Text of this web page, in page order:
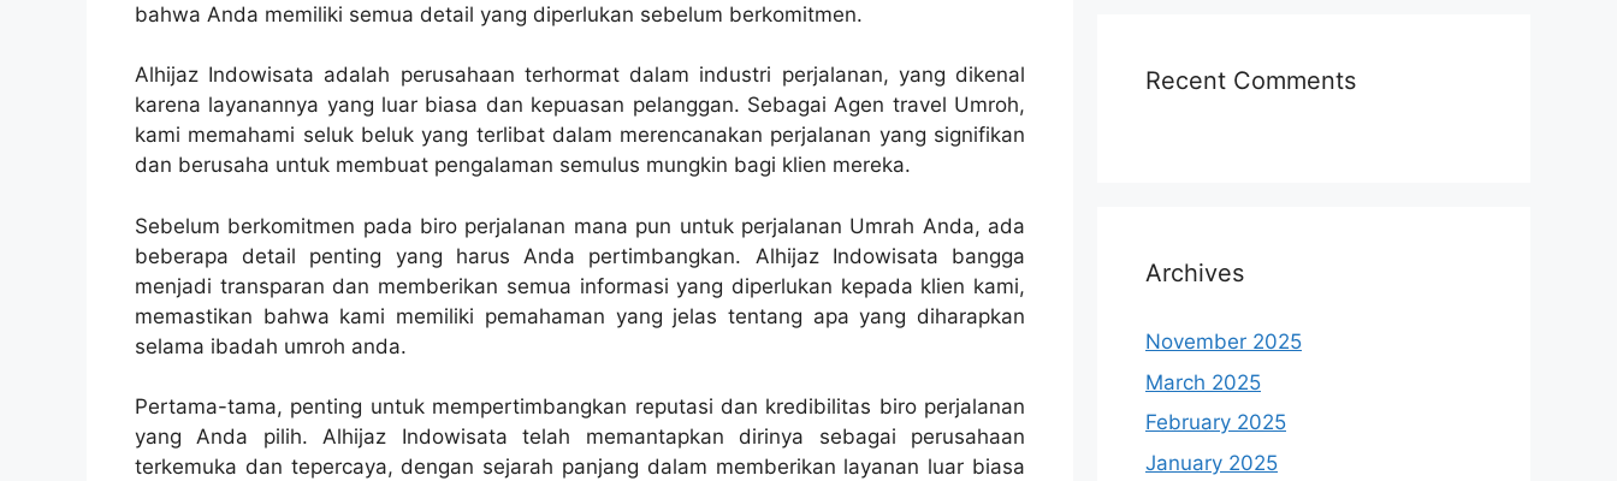
bahwa Anda memiliki semua detail yang diperlukan sebelum berkomitmen.
Alhijaz Indowisata adalah perusahaan terhormat dalam industri perjalanan, yang dikenal
karena layanannya yang luar biasa dan kepuasan pelanggan. Sebagai Agen travel Umroh,
kami memahami seluk beluk yang terlibat dalam merencanakan perjalanan yang signifikan
dan berusaha untuk membuat pengalaman semulus mungkin bagi klien mereka.
Sebelum berkomitmen pada biro perjalanan mana pun untuk perjalanan Umrah Anda, ada
beberapa detail penting yang harus Anda pertimbangkan. Alhijaz Indowisata bangga
menjadi transparan dan memberikan semua informasi yang diperlukan kepada klien kami,
memastikan bahwa kami memiliki pemahaman yang jelas tentang apa yang diharapkan
selama ibadah umroh anda.
Pertama-tama, penting untuk mempertimbangkan reputasi dan kredibilitas biro perjalanan
yang Anda pilih. Alhijaz Indowisata telah memantapkan dirinya sebagai perusahaan
terkemuka dan tepercaya, dengan sejarah panjang dalam memberikan layanan luar biasa
Recent Comments
Archives
November 2025
March 2025
February 2025
January 2025